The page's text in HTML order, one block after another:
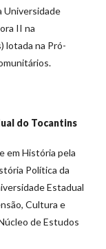
Universidade
II na
lotada na Pró-
do Tocantins
em História pela
Política da
Estadual
Cultura e
de Estudos